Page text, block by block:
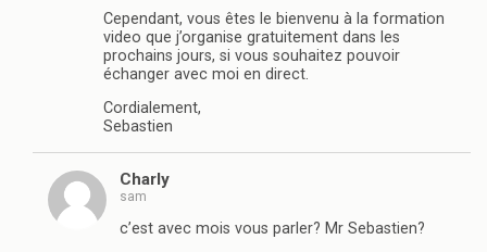
Cependant, vous êtes le bienvenu à la formation
video que j’organise gratuitement dans les
prochains jours, si vous souhaitez pouvoir
échanger avec moi en direct.
Cordialement,
Sebastien
Charly
sam
c’est avec mois vous parler? Mr Sebastien?